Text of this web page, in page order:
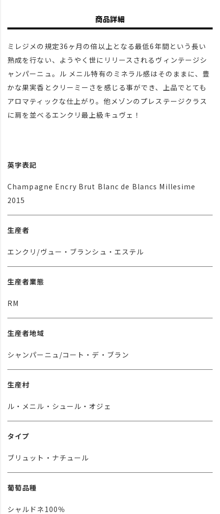
商品詳細
ミレジメの規定36ヶ月の倍以上となる最低6年間という長い
熟成を行ない、ようやく世にリリースされるヴィンテージシ
ャンパーニュ。ル メニル特有のミネラル感はそのままに、豊
かな果実香とクリーミーさを感じる事ができ、上品でとても
アロマティックな仕上がり。他メゾンのプレステージクラス
に肩を並べるエンクリ最上級キュヴェ！
英字表記
Champagne Encry Brut Blanc de Blancs Millesime
2015
生産者
エンクリ/ヴュー・ブランシュ・エステル
生産者業態
RM
生産者地域
シャンパーニュ/コート・デ・ブラン
生産村
ル・メニル・シュール・オジェ
タイプ
ブリュット・ナチュール
葡萄品種
シャルドネ100％